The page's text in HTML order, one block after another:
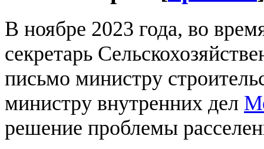
В ноябре 2023 года, во
секретарь
письмо министру
министру внутренних дел
решение проблемы